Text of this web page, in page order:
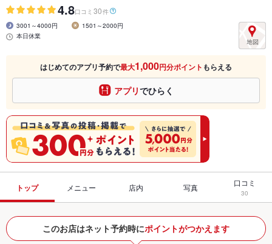
4.8口コミ 30件
3001～4000円
1501～2000円
本日休業
はじめてのアプリ予約で最大1,000円分ポイント もらえる
アプリでひらく
トップ メニュー 店内 写真 口コミ
30
このお店はネット予約時にポイントがつかえます